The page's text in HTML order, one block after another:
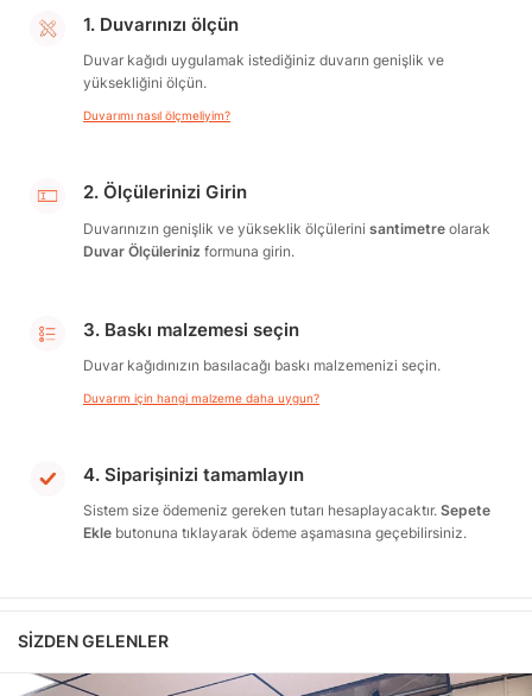
1. Duvarınızı ölçün
Duvar kağıdı uygulamak istediğiniz duvarın genişlik ve
yüksekliğini ölçün.
Duvarımı nasıl ölçmeliyim?
2. Ölçülerinizi Girin
Duvarınızın genişlik ve yükseklik ölçülerini santimetre olarak
Duvar Ölçüleriniz formuna girin.
3. Baskı malzemesi seçin
Duvar kağıdınızın basılacağı baskı malzemenizi seçin.
Duvarım için hangi malzeme daha uygun?
4. Siparişinizi tamamlayın
Sistem size ödemeniz gereken tutarı hesaplayacaktır. Sepete
Ekle butonuna tıklayarak ödeme aşamasına geçebilirsiniz.
SIZDEN GELENLER